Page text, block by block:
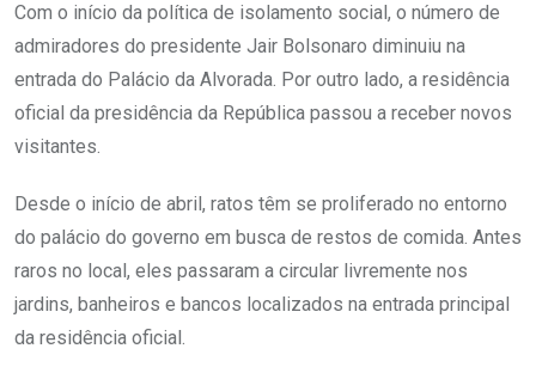
Com o início da política de isolamento social, o número de
admiradores do presidente Jair Bolsonaro diminuiu na
entrada do Palácio da Alvorada. Por outro lado, a residência
oficial da presidência da República passou a receber novos
visitantes.
Desde o início de abril, ratos têm se proliferado no entorno
do palácio do governo em busca de restos de comida. Antes
raros no local, eles passaram a circular livremente nos
jardins, banheiros e bancos localizados na entrada principal
da residência oficial.